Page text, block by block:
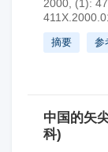
2000, (1):
摘要 参
中国的矢
科)